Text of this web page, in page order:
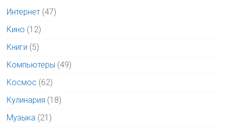
Интернет (47)
Кино (12)
Книги (5)
Компьютеры (49)
Космос (62)
Кулинария (18)
Музыка (21)